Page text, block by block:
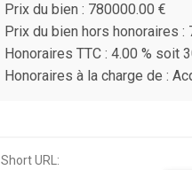
Prix du bien : 780000.00 €
Prix du bien hors honoraires :
Honoraires TTC : 4.00 % soit
Honoraires à la charge de :
Short URL: